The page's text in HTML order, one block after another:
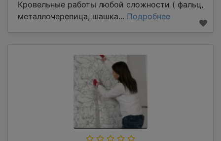
Кровельные работы любой сложности ( фальц,
металлочерепица, шашка... Подробнее